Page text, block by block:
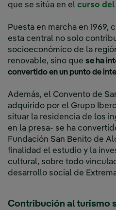
que se sitúa en el curso del
Puesta en marcha en 1969,
esta central no solo
socioeconómico de la
renovable, sino que se ha
convertido en un punto de
Además, el Convento de
adquirido por el Grupo
situar la residencia de los
en la presa- se ha
Fundación San Benito de
finalidad el estudio y la
cultural, sobre todo
desarrollo social de
Contribución al turismo